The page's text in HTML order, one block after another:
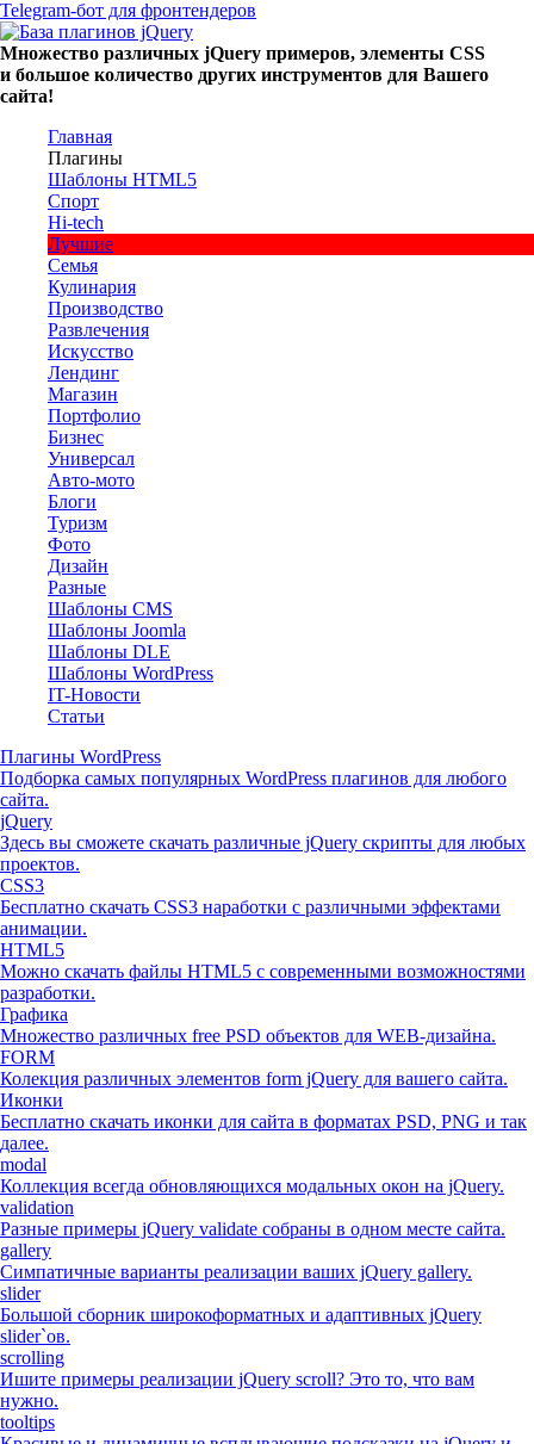
Telegram-бот для фронтендеров
Множество различных jQuery примеров, элементы CSS
и большое количество других инструментов для Вашего
сайта!
Главная
Плагины
Шаблоны HTML5
Спорт
Hi-tech
Лучшие
Семья
Кулинария
Производство
Развлечения
Искусство
Лендинг
Магазин
Портфолио
Бизнес
Универсал
Авто-мото
Блоги
Туризм
Фото
Дизайн
Разные
Шаблоны CMS
Шаблоны Joomla
Шаблоны DLE
Шаблоны WordPress
IT-Новости
Статьи
Плагины WordPress
Подборка самых популярных WordPress плагинов для любого
сайта.
jQuery
Здесь вы сможете скачать различные jQuery скрипты для любых
проектов.
CSS3
Бесплатно скачать CSS3 наработки с различными эффектами
анимации.
HTML5
Можно скачать файлы HTML5 с современными возможностями
разработки.
Графика
Множество различных free PSD объектов для WEB-дизайна.
FORM
Колекция различных элементов form jQuery для вашего сайта.
Иконки
Бесплатно скачать иконки для сайта в форматах PSD, PNG и так
далее.
modal
Коллекция всегда обновляющихся модальных окон на jQuery.
validation
Разные примеры jQuery validate собраны в одном месте сайта.
gallery
Симпатичные варианты реализации ваших jQuery gallery.
slider
Большой сборник широкоформатных и адаптивных jQuery
slider`ов.
scrolling
Ишите примеры реализации jQuery scroll? Это то, что вам
нужно.
tooltips